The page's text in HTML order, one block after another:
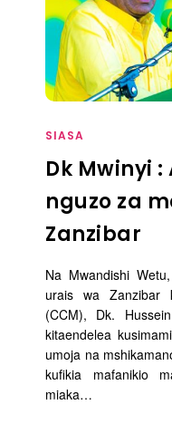
SIASA
Dk Mwinyi
nguzo za
Zanzibar
Na Mwandishi
urais wa Zanzibar
(CCM), Dk.
kitaendelea
umoja na
kufikia mafanikio
miaka…